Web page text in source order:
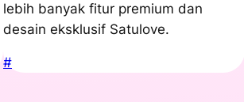
lebih banyak fitur premium dan
desain eksklusif Satulove.
#